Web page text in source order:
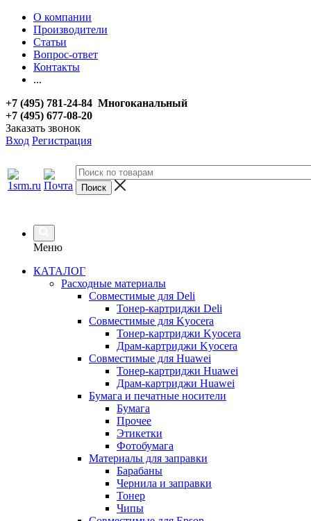
О компании
Производители
Статьи
Вопрос-ответ
Контакты
...
+7 (495) 781-24-84 Многоканальный
+7 (495) 677-08-20
Заказать звонок
Вход Регистрация
Меню
КАТАЛОГ
Расходные материалы
Совместимые для Deli
Тонер-картриджи Deli
Совместимые для Kyocera
Тонер-картриджи Kyocera
Драм-картриджи Kyocera
Совместимые для Huawei
Тонер-картриджи Huawei
Драм-картриджи Huawei
Бумага и печатные носители
Бумага
Прочее
Этикетки
Фотобумага
Материалы для заправки
Барабаны
Чернила и заправки
Тонер
Чипы